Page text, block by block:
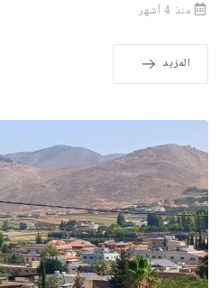
منذ 4 أشهر
المزيد